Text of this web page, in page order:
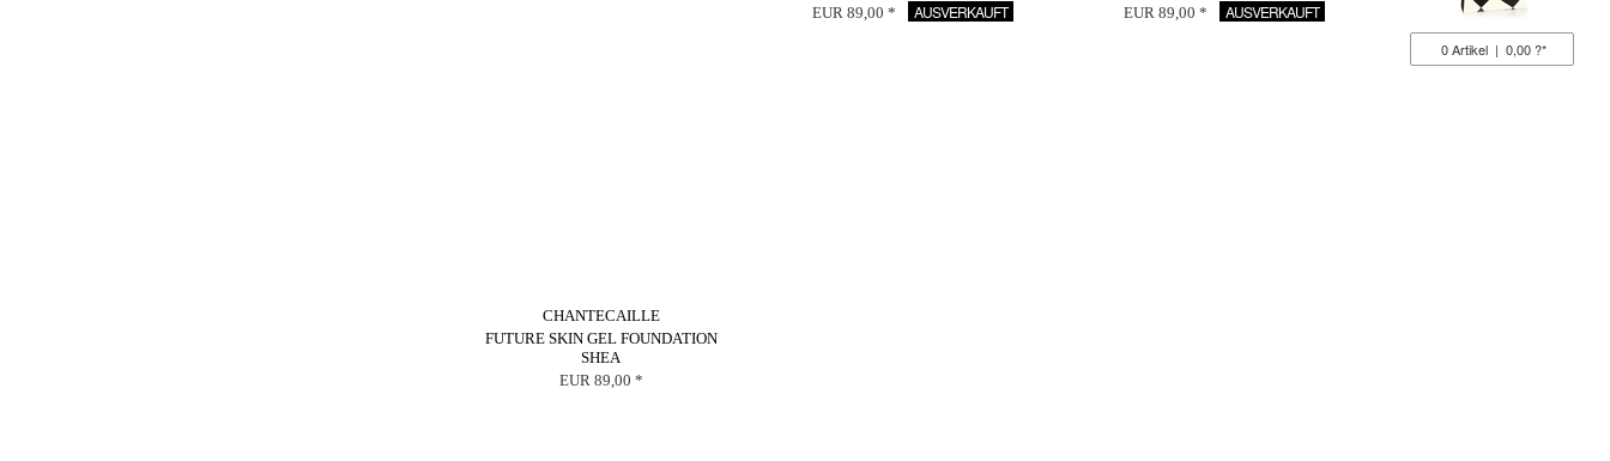
0Artikel | 0,00 ?*
CHANTECAILLE
FUTURE SKIN GEL FOUNDATION
SHEA
EUR 89,00 *
EUR 89,00 * AUSVERKAUFT EUR 89,00 * AUSVERKAUFT